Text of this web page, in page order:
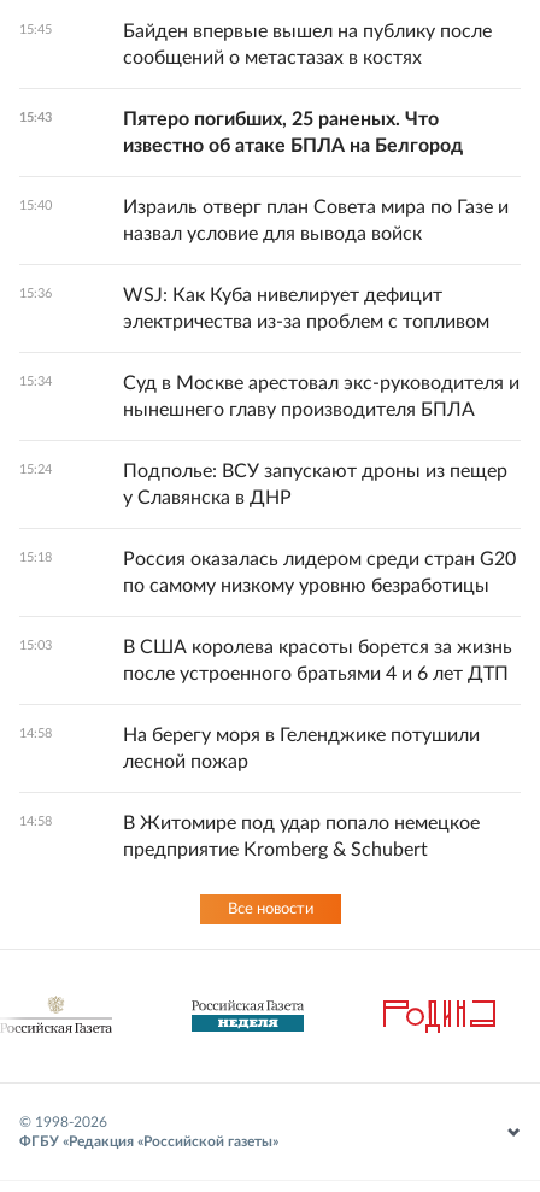
15:45
Байден впервые вышел на публику после
сообщений о метастазах в костях
15:43
Пятеро погибших, 25 раненых. Что
известно об атаке БПЛА на Белгород
15:40
Израиль отверг план Совета мира по Газе и
назвал условие для вывода войск
15:36
WSJ: Как Куба нивелирует дефицит
электричества из-за проблем с топливом
15:34
Суд в Москве арестовал экс-руководителя и
нынешнего главу производителя БПЛА
15:24
Подполье: ВСУ запускают дроны из пещер
у Славянска в ДНР
15:18
Россия оказалась лидером среди стран G20
по самому низкому уровню безработицы
15:03
В США королева красоты борется за жизнь
после устроенного братьями 4 и 6 лет ДТП
14:58
На берегу моря в Геленджике потушили
лесной пожар
14:58
В Житомире под удар попало немецкое
предприятие Kromberg & Schubert
Все новости
© 1998-2026
ФГБУ «Редакция «Российской газеты»